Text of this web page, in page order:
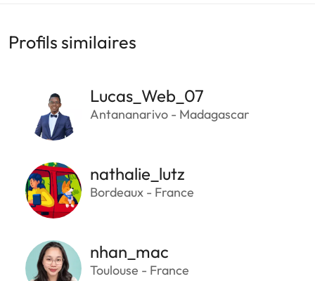
Profils similaires
Lucas_Web_07
Antananarivo - Madagascar
nathalie_lutz
Bordeaux - France
nhan_mac
Toulouse - France